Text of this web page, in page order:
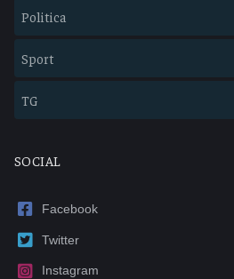
Politica
Sport
TG
SOCIAL
Facebook
Twitter
Instagram